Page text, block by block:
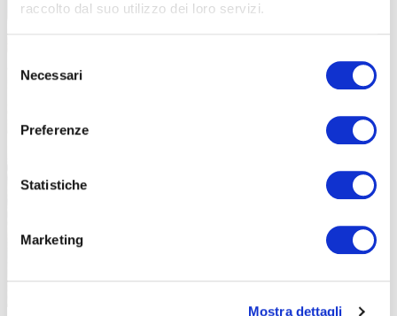
raccolto dal suo utilizzo dei loro servizi.
delNecessari
Preferenze
Statistiche
Marketing
Mostra dettagli
Alla Beecicletta è possibile gustare diverse tipologie di miele, barrette